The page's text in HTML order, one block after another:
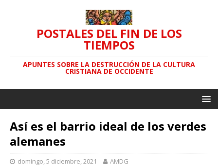
POSTALES DEL FIN DE LOS
TIEMPOS
APUNTES SOBRE LA DESTRUCCIÓN DE LA CULTURA
CRISTIANA DE OCCIDENTE
Así es el barrio ideal de los verdes
alemanes
domingo, 5 diciembre, 2021 AMDG